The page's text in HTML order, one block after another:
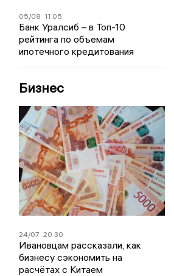
05/08 11:05
Банк Уралсиб – в Топ-10
рейтинга по объемам
ипотечного кредитования
Бизнес
24/07 20:30
Ивановцам рассказали, как
бизнесу сэкономить на
расчётах с Китаем